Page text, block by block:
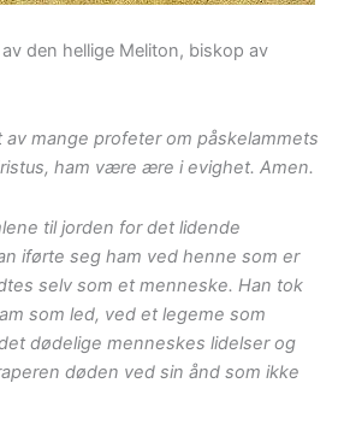
den hellige Meliton, biskop av
mange profeter om påskelammets
ham være ære i evighet. Amen.
til jorden for det lidende
iførte seg ham ved henne som er
selv som et menneske. Han tok
som led, ved et legeme som
dødelige menneskes lidelser og
døden ved sin ånd som ikke